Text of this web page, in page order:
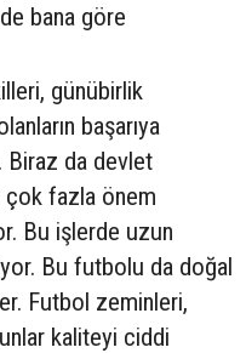
bana göre
günübirlik
başarıya
Biraz da devlet
çok fazla önem
Bu işlerde uzun
Bu futbolu da doğal
Futbol zeminleri,
kaliteyi ciddi